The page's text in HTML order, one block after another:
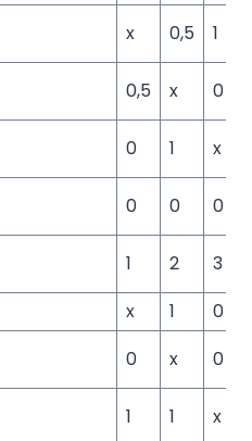
x 0,5 1
0,5 x 0
0 1 x
0 0 0
1 2 3
x 1 0
0 x 0
1 1 x